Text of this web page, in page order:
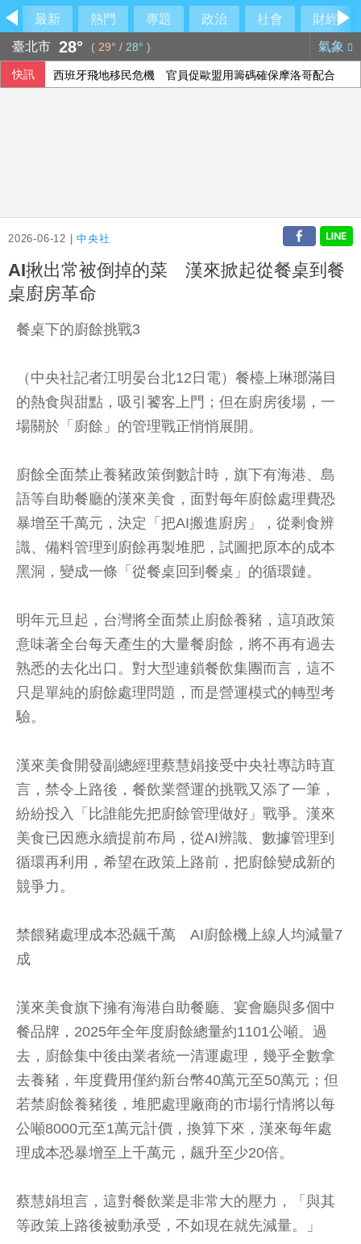
最新 熱門 專題 政治 社會
財經
臺北市 28° ( 29° / 28° ) 氣象
快訊 西班牙飛地移民危機 官員促歐盟用籌碼確保摩洛哥配合
2026-06-12 |中央社
AI揪出常被倒掉的菜 漢來掀起從餐桌到餐
桌廚房革命
餐桌下的廚餘挑戰3
（中央社記者江明晏台北12日電）餐檯上琳瑯滿目
的熱食與甜點，吸引饕客上門；但在廚房後場，一
場關於「廚餘」的管理戰正悄悄展開。
廚餘全面禁止養豬政策倒數計時，旗下有海港、島
語等自助餐廳的漢來美食，面對每年廚餘處理費恐
暴增至千萬元，決定「把AI搬進廚房」，從剩食辨
識、備料管理到廚餘再製堆肥，試圖把原本的成本
黑洞，變成一條「從餐桌回到餐桌」的循環鏈。
明年元旦起，台灣將全面禁止廚餘養豬，這項政策
意味著全台每天產生的大量餐廚餘，將不再有過去
熟悉的去化出口。對大型連鎖餐飲集團而言，這不
只是單純的廚餘處理問題，而是營運模式的轉型考
驗。
漢來美食開發副總經理蔡慧娟接受中央社專訪時直
言，禁令上路後，餐飲業營運的挑戰又添了一筆，
紛紛投入「比誰能先把廚餘管理做好」戰爭。漢來
美食已因應永續提前布局，從AI辨識、數據管理到
循環再利用，希望在政策上路前，把廚餘變成新的
競爭力。
禁餵豬處理成本恐飆千萬 AI廚餘機上線人均減量7
成
漢來美食旗下擁有海港自助餐廳、宴會廳與多個中
餐品牌，2025年全年度廚餘總量約1101公噸。過
去，廚餘集中後由業者統一清運處理，幾乎全數拿
去養豬，年度費用僅約新台幣40萬元至50萬元；但
若禁廚餘養豬後，堆肥處理廠商的市場行情將以每
公噸8000元至1萬元計價，換算下來，漢來每年處
理成本恐暴增至上千萬元，飆升至少20倍。
蔡慧娟坦言，這對餐飲業是非常大的壓力，「與其
等政策上路後被動承受，不如現在就先減量。」